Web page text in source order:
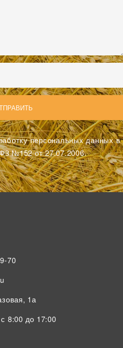
персональных данных в
№152 от 27.07.2006.
70
1а
8:00 до 17:00